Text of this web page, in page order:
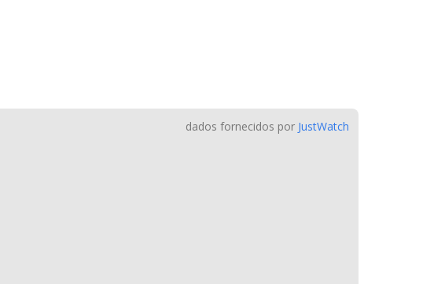
dados fornecidos por JustWatch